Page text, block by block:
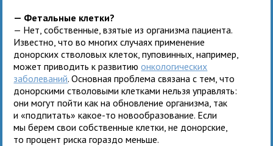
— Фетальные клетки?
— Нет, собственные, взятые из организма пациента.
Известно, что во многих случаях применение
донорских стволовых клеток, пуповинных, например,
может приводить к развитиюонкологических
заболеваний. Основная проблема связана с тем, что
донорскими стволовыми клетками нельзя управлять:
они могут пойти как на обновление организма, так
и «подпитать» какое-то новообразование. Если
мы берем свои собственные клетки, не донорские,
то процент риска гораздо меньше.